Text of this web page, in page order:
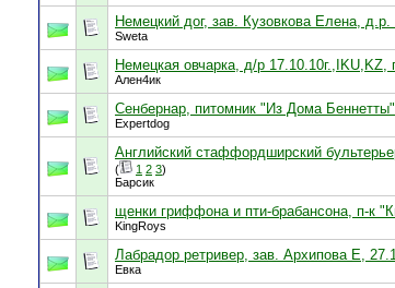
Немецкий дог, зав. Кузовкова Елена,
Sweta
Немецкая овчарка, д/р 17.10.10г.,IKU,KZ,
Ален4ик
Сенбернар, питомник "Из Дома
Expertdog
Английский стаффордширский
( 1 2 3)
Барсик
щенки гриффона и пти-брабансона, п-к
KingRoys
Лабрадор ретривер, зав. Архипова Е,
Евка